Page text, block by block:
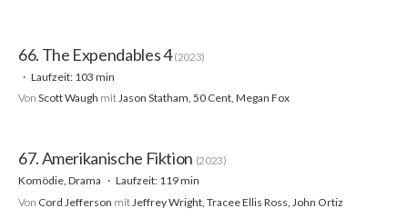
66. The Expendables 4(2023)
Laufzeit: 103 min
Von Scott Waugh mitJason Statham, 50 Cent, Megan Fox
67. Amerikanische Fiktion (2023)
Komödie, Drama
Laufzeit: 119 min
Von Cord Jefferson mit Jeffrey Wright, Tracee Ellis Ross, John Ortiz